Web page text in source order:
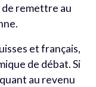
de remettre au
et français,
de débat. Si
au revenu